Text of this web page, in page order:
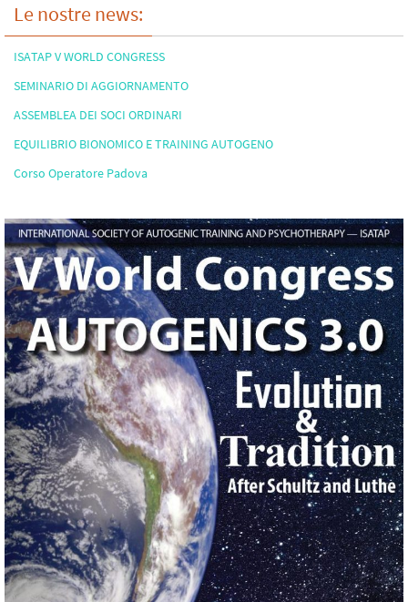
Le nostre news:
ISATAP V WORLD CONGRESS
SEMINARIO DI AGGIORNAMENTO
ASSEMBLEA DEI SOCI ORDINARI
EQUILIBRIO BIONOMICO E TRAINING AUTOGENO
Corso Operatore Padova